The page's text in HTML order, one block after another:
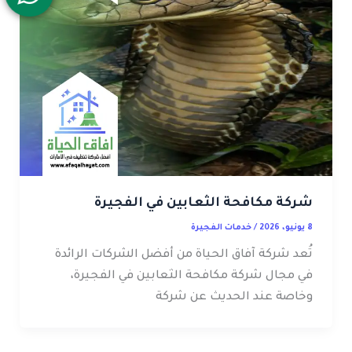
شركة مكافحة الثعابين في الفجيرة
8 يونيو، 2026 /خدمات الفجيرة
تُعد شركة آفاق الحياة من أفضل الشركات الرائدة
في مجال شركة مكافحة الثعابين في الفجيرة،
وخاصة عند الحديث عن شركة